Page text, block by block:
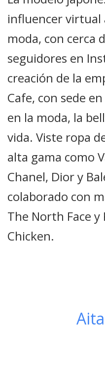
influencer virtual
moda, con cerca
seguidores en
creación de la
Cafe, con sede
en la moda, la
vida. Viste ropa
alta gama como
Chanel, Dior y
colaborado con
The North Face y
Chicken.